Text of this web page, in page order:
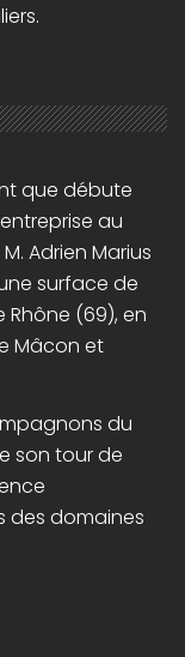
que débute
entreprise au
Adrien Marius
surface de
Rhône (69), en
Mâcon et
du
son tour de
des domaines